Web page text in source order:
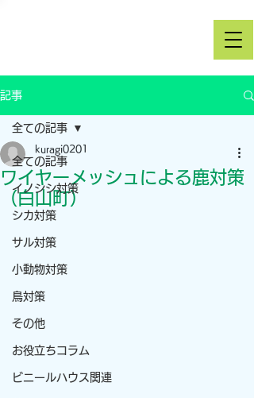
記事
全ての記事
イノシシ対策
シカ対策
サル対策
小動物対策
鳥対策
その他
お役立ちコラム
ビニールハウス関連
全ての記事
ワイヤーメッシュによる鹿対策
（白山町）
kuragi0201